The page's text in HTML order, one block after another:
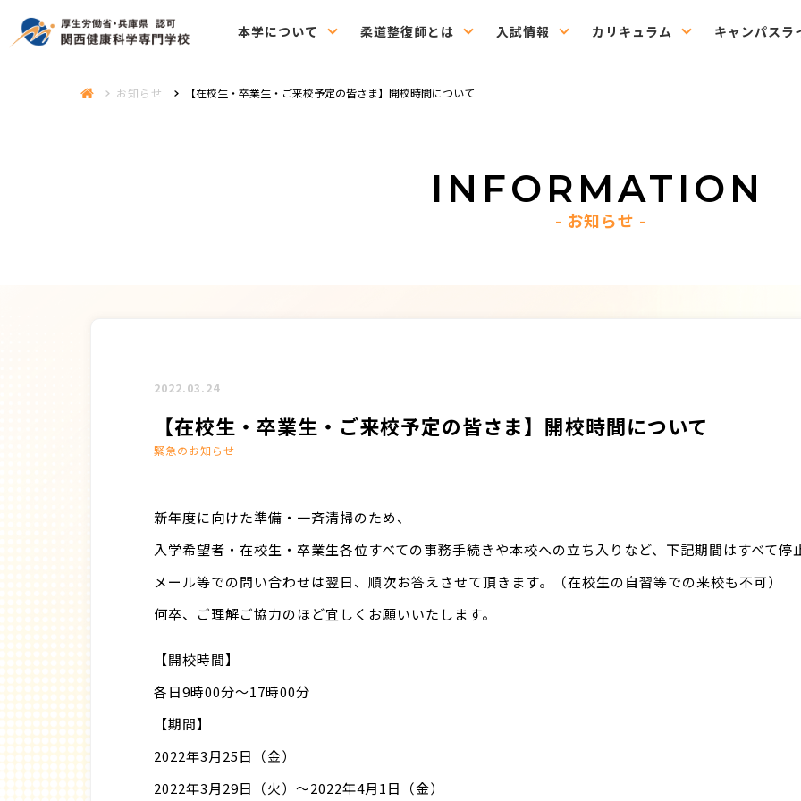
本学について 柔道整復師とは 入試情報 カリキュラム キャンパスラ
お知らせ 【在校生・卒業生・ご来校予定の皆さま】開校時間について
INFORMATION
お知らせ
2022.03.24
【在校生・卒業生・ご来校予定の皆さま】開校時間について
緊急のお知らせ
新年度に向けた準備・一斉清掃のため、
入学希望者・在校生・卒業生各位すべての事務手続きや本校への立ち入りなど、下記期間はすべて停
メール等での問い合わせは翌日、順次お答えさせて頂きます。（在校生の自習等での来校も不可）
何卒、ご理解ご協力のほど宜しくお願いいたします。
【開校時間】
各日9時00分～17時00分
【期間】
2022年3月25日（金）
2022年3月29日（火）〜2022年4月1日（金）